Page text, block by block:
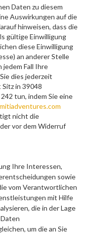
Daten zu diesem
Auswirkungen auf die
hinweisen, dass die
gültige Einwilligung
diese Einwilligung
an anderer Stelle
Fall Ihre
dies jederzeit
in 39048
tun, indem Sie eine
nicht die
vor dem Widerruf
Ihre Interessen,
sowie
vom Verantwortlichen
mit Hilfe
die in der Lage
um die an Sie